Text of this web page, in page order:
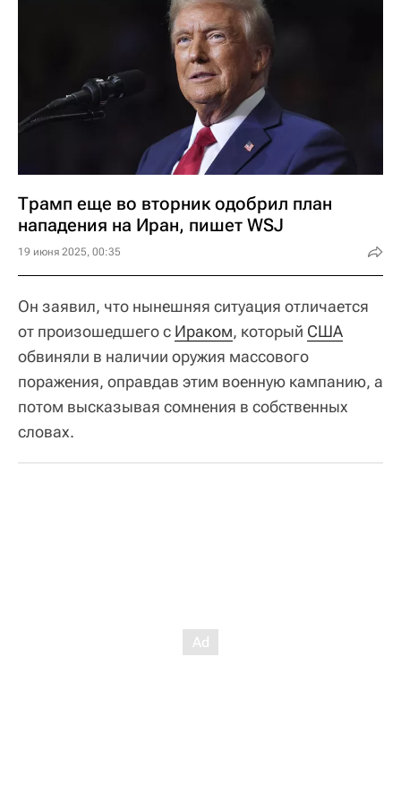
Трамп еще во вторник одобрил план
нападения на Иран, пишет WSJ
19 июня 2025, 00:35
Он заявил, что нынешняя ситуация отличается
от произошедшего с Ираком, который США
обвиняли в наличии оружия массового
поражения, оправдав этим военную кампанию, а
потом высказывая сомнения в собственных
словах.